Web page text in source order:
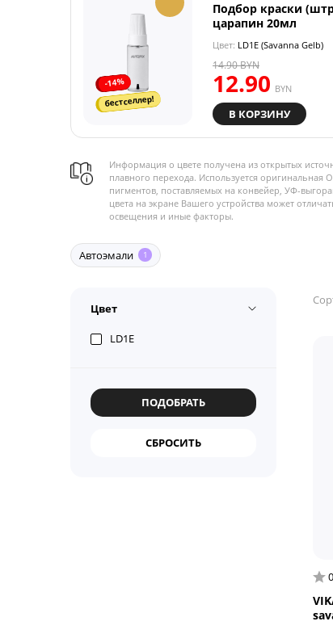
-14%
бестселлер!
Подбор краски
царапин 20мл
Цвет: LD1E (Savanna Gelb)
12.90 BYN
14.90BYN
В КОРЗИНУ
Информация о цвете получена из открытых
плавного перехода. Используется оригинальная
пигментов, поставляемых на конвейер, УФ-
цвета на экране Вашего устройства может
освещения и иные факторы.
Автоэмали 1
Цвет
LD1E
0